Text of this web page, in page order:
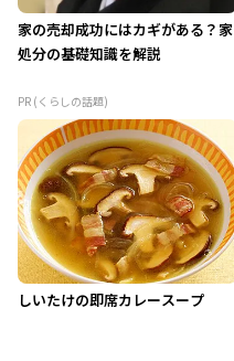
家の売却成功にはカギがある？家
処分の基礎知識を解説
PR (くらしの話題)
しいたけの即席カレースープ